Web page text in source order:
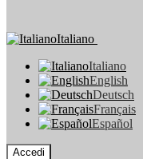
Italiano
Italiano
English
Deutsch
Français
Español
Accedi